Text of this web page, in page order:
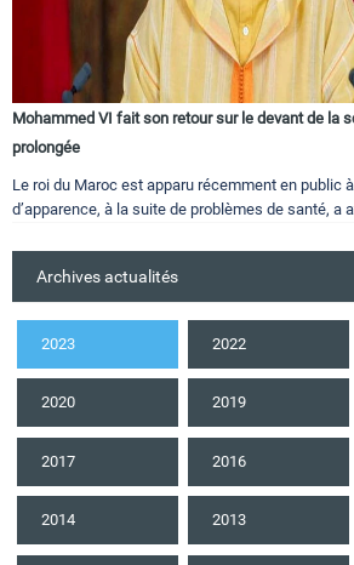
Mohammed VI fait son retour sur le devant de la
prolongée
Le roi du Maroc est apparu récemment en public
d’apparence, à la suite de problèmes de santé, a
Archives actualités
2023 2022
2020 2019
2017 2016
2014 2013